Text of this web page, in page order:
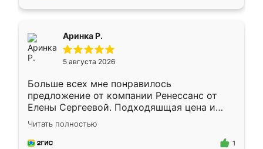
Аринка Р.
5 августа 2026
Больше всех мне понравилось
предложение от компании Ренессанс от
Елены Сергеевой. Подходяшщая цена и
короткие сроки изготовления. Приехавший
для замера сотрудник Владислав
предложил по моему эскизу самый
Читать полностью
1